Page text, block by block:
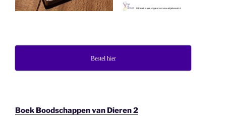
Bestel hier
Boek Boodschappen van Dieren 2